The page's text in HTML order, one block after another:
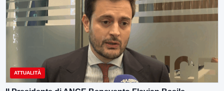
ATTUALITÀ